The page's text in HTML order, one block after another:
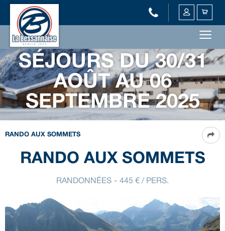
SÉJOURS DU 30/31
AOÛT AU 06
SEPTEMBRE 2025
RANDO AUX SOMMETS
RANDO AUX SOMMETS
RANDONNÉES 445 € / PERS.